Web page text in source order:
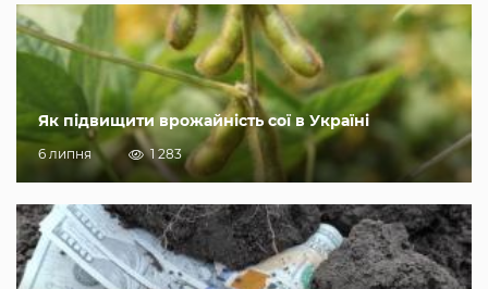
Як підвищити врожайність сої в Україні
6 липня 1 283